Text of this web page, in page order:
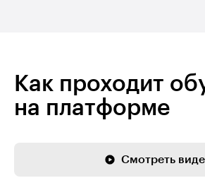
Как проходит
на платформе
Смотреть